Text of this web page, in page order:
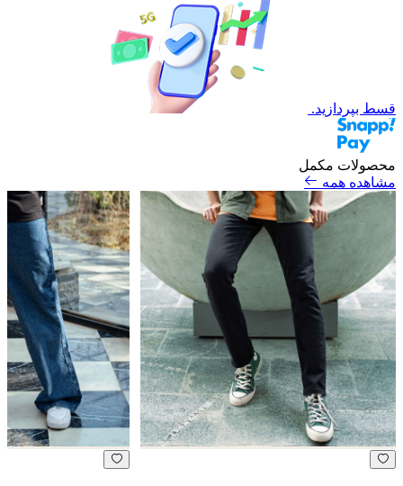
قسط بپردازید.
محصولات مکمل
مشاهده همه